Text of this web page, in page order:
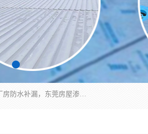
东莞市华展防水补漏装饰工程有限公司主要服务有：东莞防水补漏，东莞厂房防水补漏，东莞房屋渗漏水维修，楼面漏水维修，裂缝补漏，伸缩缝补漏，卫生间防水改造，厕所漏水补漏，外墙窗台补漏，电梯井堵漏，地下车库防水引水工程等